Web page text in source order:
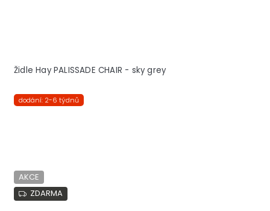
Židle Hay PALISSADE CHAIR - sky grey
dodání: 2-6 týdnů
AKCE
ZDARMA